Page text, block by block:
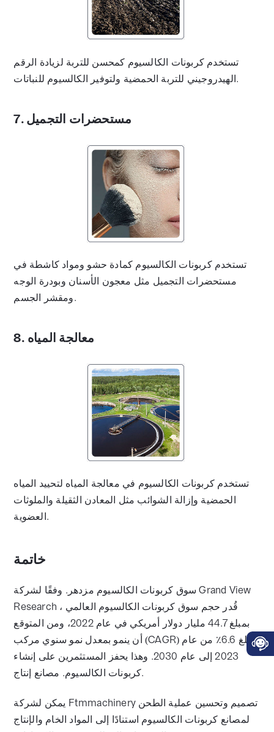
تستخدم كربونات الكالسيوم كمحسن للتربة لزيادة الرقم
الهيدروجيني للتربة الحمضية ولتوفير الكالسيوم للنباتات.
7. مستحضرات التجميل
تستخدم كربونات الكالسيوم كمادة حشو ومواد كاشطة في
مستحضرات التجميل مثل معجون الأسنان وبودرة الوجه
ومقشر الجسم.
8. معالجة المياه
تستخدم كربونات الكالسيوم في معالجة المياه لتحييد المياه
الحمضية وإزالة الشوائب مثل المعادن الثقيلة والملوثات
العضوية.
خاتمة
سوق كربونات الكالسيوم مزدهر. وفقًا لشركة Grand View
Research ، قُدر حجم سوق كربونات الكالسيوم العالمي
بمبلغ 44.7 مليار دولار أمريكي في عام 2022، ومن المتوقع
أن ينمو بمعدل نمو سنوي مركب (CAGR) يبلغ 6.6٪ من عام
2023 إلى عام 2030. وهذا يحفز المستثمرين على إنشاء
كربونات الكالسيوم. مصانع إنتاج.
يمكن لشركة Ftmmachinery تصميم وتحسين عملية الطحن
لمصانع كربونات الكالسيوم استنادًا إلى المواد الخام والإنتاج